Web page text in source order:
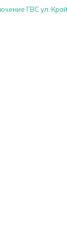
ГВС ул.